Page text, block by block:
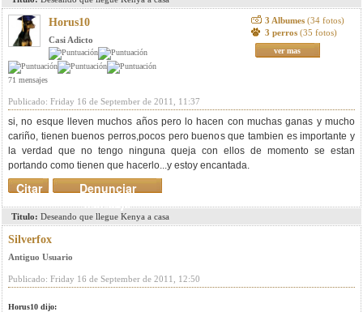
Horus10
Casi Adicto
71 mensajes
3 Albumes (34 fotos)
3 perros (35 fotos)
ver mas
Publicado: Friday 16 de September de 2011, 11:37
si, no esque lleven muchos años pero lo hacen con muchas ganas y mucho
cariño, tienen buenos perros,pocos pero buenos que tambien es importante y
la verdad que no tengo ninguna queja con ellos de momento se estan
portando como tienen que hacerlo...y estoy encantada.
Denunciar
mensaje
Citar
Titulo: Deseando que llegue Kenya a casa
Silverfox
Antiguo Usuario
Publicado: Friday 16 de September de 2011, 12:50
Horus10 dijo: